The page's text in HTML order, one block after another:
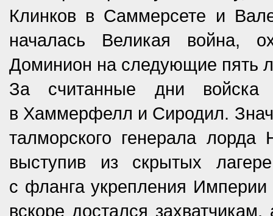
Клинков в Саммерсете и
началась Великая война,
Доминион на следующие пять
За считанные дни войска
в Хаммерфелл и Сиродил.
талморского генерала
выступив из скрытых
с фланга укрепления
вскоре достался